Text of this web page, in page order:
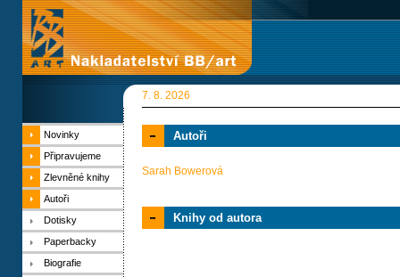
7. 8. 2026
Novinky
Připravujeme
Zlevněné knihy
Autoři
Dotisky
Paperbacky
Biografie
Autoři
Sarah Bowerová
Knihy od autora